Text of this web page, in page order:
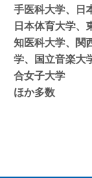
手医科大学、日
日本体育大学、
知医科大学、関
学、国立音楽大
合女子大学
ほか多数